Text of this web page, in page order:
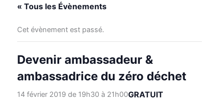
« Tous les Évènements
Cet évènement est passé.
Devenir ambassadeur &
ambassadrice du zéro déchet
14 février 2019 de 19h30à 21h00GRATUIT